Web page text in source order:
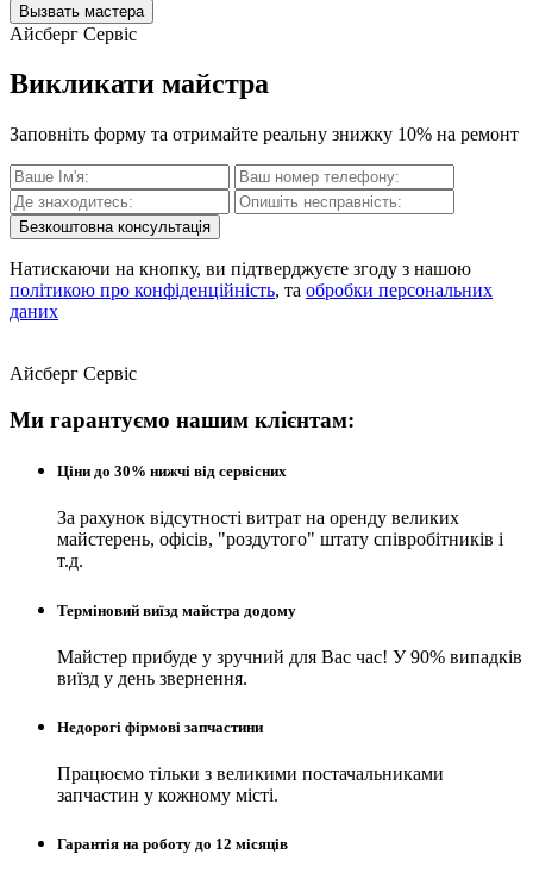
Вызвать мастера
Айсберг Сервіс
Викликати майстра
Заповніть форму та отримайте реальну знижку 10% на ремонт
Безкоштовна консультація
Натискаючи на кнопку, ви підтверджуєте згоду з нашою
політикою про конфіденційність, та обробки персональних
даних
Айсберг Сервіс
Ми гарантуємо нашим клієнтам:
Ціни до 30% нижчі від сервісних
За рахунок відсутності витрат на оренду великих
майстерень, офісів, "роздутого" штату співробітників і
т.д.
Терміновий виїзд майстра додому
Майстер прибуде у зручний для Вас час! У 90% випадків
виїзд у день звернення.
Недорогі фірмові запчастини
Працюємо тільки з великими постачальниками
запчастин у кожному місті.
Гарантія на роботу до 12 місяців